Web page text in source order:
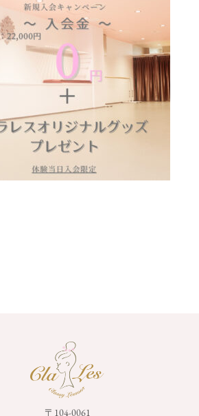
〒104-0061